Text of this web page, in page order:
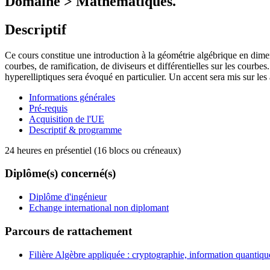
Descriptif
Ce cours constitue une introduction à la géométrie algébrique en
courbes, de ramification, de diviseurs et différentielles sur les
hyperelliptiques sera évoqué en particulier. Un accent sera mis sur
Informations générales
Pré-requis
Acquisition de l'UE
Descriptif & programme
24 heures en présentiel (16 blocs ou créneaux)
Diplôme(s) concerné(s)
Diplôme d'ingénieur
Echange international non diplomant
Parcours de rattachement
Filière Algèbre appliquée : cryptographie, information